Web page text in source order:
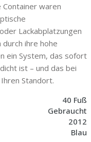
Container waren
Lackabplatzungen
ihre hohe
ein System, das sofort
ist – und das bei
Standort.
40 Fuß
Gebraucht
2012
Blau